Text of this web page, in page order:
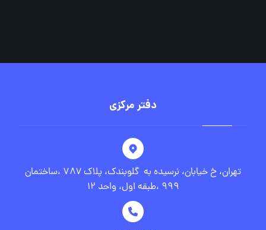
دفتر مرکزی
تهران، خ خیابان، نرسیده به گلوبندک، پلاک ۷۸۷ ،ساختمان
۹۹۹ ،طبقه اول، واحد ۱۲